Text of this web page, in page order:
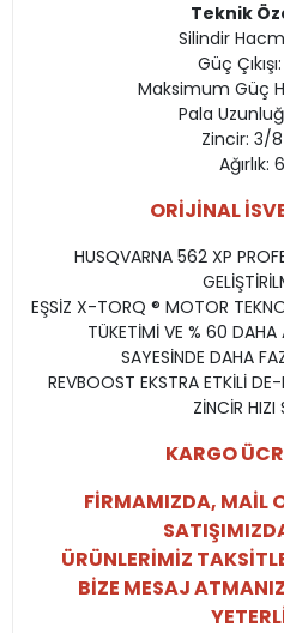
Teknik
Silindir
Güç
Maksimum Güç
Pala
Zincir: 3/
Ağırlık:
ORİJİNAL
HUSQVARNA 562 XP
EŞSİZ X-TORQ ® MOTOR
TÜKETİMİ VE % 60
SAYESİNDE DAHA
REVBOOST EKSTRA ETKİLİ
ZİNCİR HIZI
KARGO
FİRMAMIZDA, MAİL
ÜRÜNLERİMİZ
BİZE MESAJ